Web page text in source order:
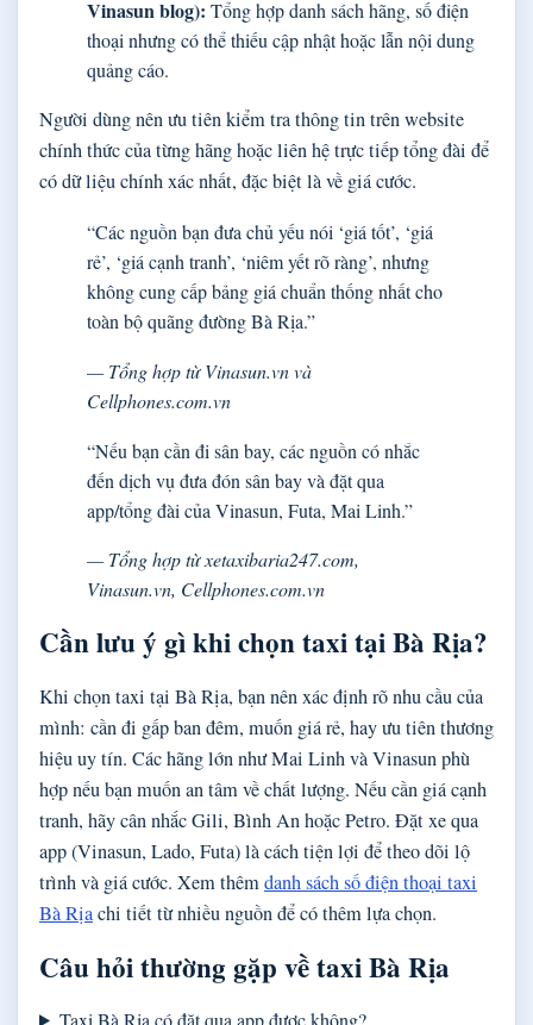
Vinasun blog): Tổng hợp danh sách hãng, số điện
thoại nhưng có thể thiếu cập nhật hoặc lẫn nội dung
quảng cáo.
Người dùng nên ưu tiên kiểm tra thông tin trên website
chính thức của từng hãng hoặc liên hệ trực tiếp tổng đài để
có dữ liệu chính xác nhất, đặc biệt là về giá cước.
“Các nguồn bạn đưa chủ yếu nói ‘giá tốt’, ‘giá
rẻ’, ‘giá cạnh tranh’, ‘niêm yết rõ ràng’, nhưng
không cung cấp bảng giá chuẩn thống nhất cho
toàn bộ quãng đường Bà Rịa.”
— Tổng hợp từ Vinasun.vn và
Cellphones.com.vn
“Nếu bạn cần đi sân bay, các nguồn có nhắc
đến dịch vụ đưa đón sân bay và đặt qua
app/tổng đài của Vinasun, Futa, Mai Linh.”
— Tổng hợp từ xetaxibaria247.com,
Vinasun.vn, Cellphones.com.vn
Cần lưu ý gì khi chọn taxi tại Bà Rịa?
Khi chọn taxi tại Bà Rịa, bạn nên xác định rõ nhu cầu của
mình: cần đi gấp ban đêm, muốn giá rẻ, hay ưu tiên thương
hiệu uy tín. Các hãng lớn như Mai Linh và Vinasun phù
hợp nếu bạn muốn an tâm về chất lượng. Nếu cần giá cạnh
tranh, hãy cân nhắc Gili, Bình An hoặc Petro. Đặt xe qua
app (Vinasun, Lado, Futa) là cách tiện lợi để theo dõi lộ
trình và giá cước. Xem thêmdanh sách số điện thoại taxi
Bà Rịachi tiết từ nhiều nguồn để có thêm lựa chọn.
Câu hỏi thường gặp về taxi Bà Rịa
Taxi Bà Rịa có đặt qua app được không?